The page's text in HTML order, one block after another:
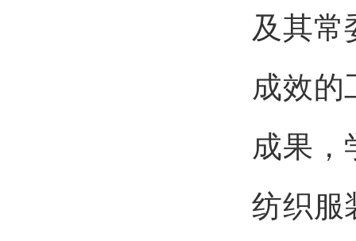
及其常
成效的
成果，
纺织服